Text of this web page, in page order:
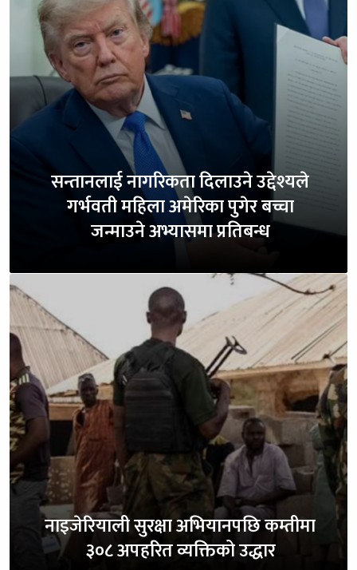
सन्तानलाई नागरिकता दिलाउने उद्देश्यले
गर्भवती महिला अमेरिका पुगेर बच्चा
जन्माउने अभ्यासमा प्रतिबन्ध
नाइजेरियाली सुरक्षा अभियानपछि कम्तीमा
३०८ अपहरित व्यक्तिको उद्धार